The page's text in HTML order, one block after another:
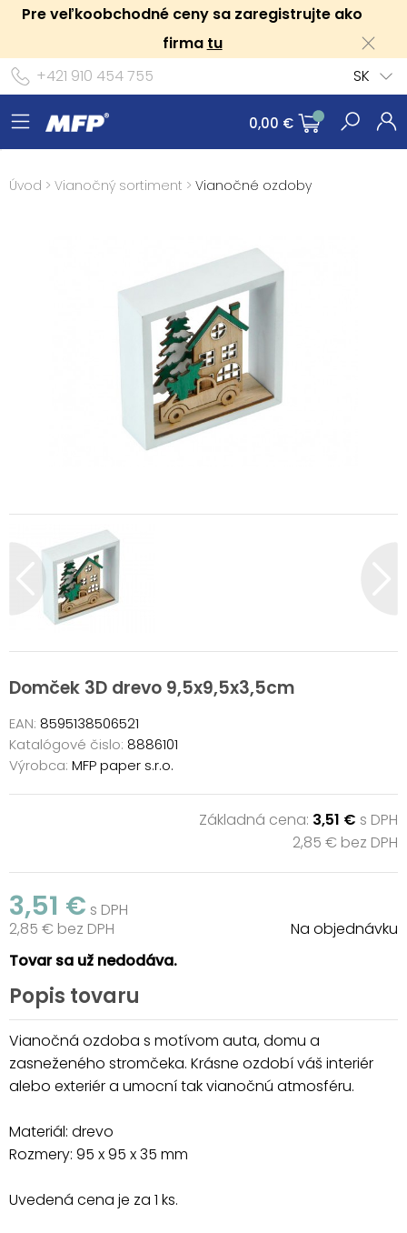
Pre veľkoobchodné ceny sa zaregistrujte ako
firma tu
+421 910 454 755
SK
0,00 €
Úvod > Vianočný sortiment > Vianočné ozdoby
Domček 3D drevo 9,5x9,5x3,5cm
EAN: 8595138506521
Katalógové čislo: 8886101
Výrobca: MFP paper s.r.o.
Základná cena: 3,51 € s DPH
2,85 € bez DPH
3,51 € s DPH
2,85 € bez DPH
Na objednávku
Tovar sa už nedodáva.
Popis tovaru
Vianočná ozdoba s motívom auta, domu a
zasneženého stromčeka. Krásne ozdobí váš interiér
alebo exteriér a umocní tak vianočnú atmosféru.
Materiál: drevo
Rozmery: 95 x 95 x 35 mm
Uvedená cena je za 1 ks.